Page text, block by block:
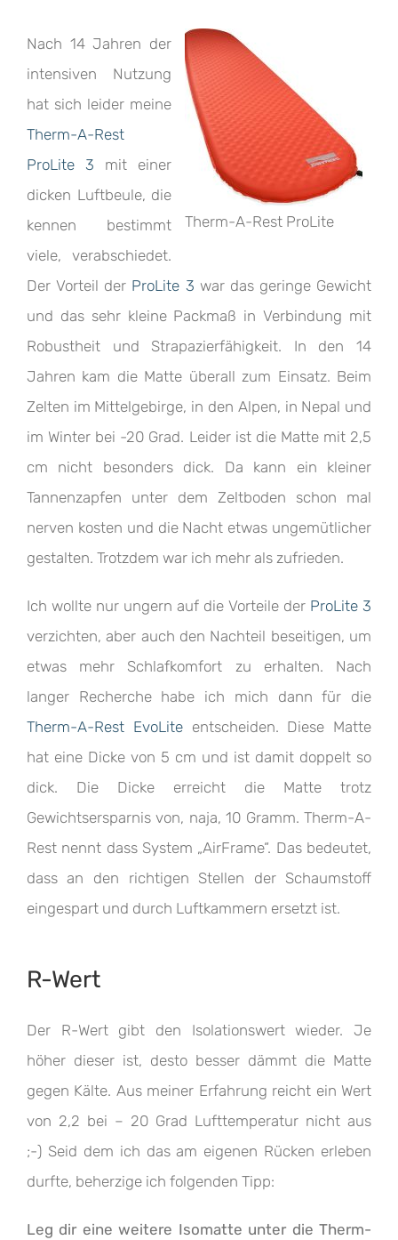
Therm-A-Rest ProLite
Nach 14 Jahren der
intensiven Nutzung
hat sich leider meine
Therm-A-Rest
ProLite 3 mit einer
dicken Luftbeule, die
kennen bestimmt
viele, verabschiedet.
Der Vorteil der ProLite 3 war das geringe Gewicht
und das sehr kleine Packmaß in Verbindung mit
Robustheit und Strapazierfähigkeit. In den 14
Jahren kam die Matte überall zum Einsatz. Beim
Zelten im Mittelgebirge, in den Alpen, in Nepal und
im Winter bei -20 Grad. Leider ist die Matte mit 2,5
cm nicht besonders dick. Da kann ein kleiner
Tannenzapfen unter dem Zeltboden schon mal
nerven kosten und die Nacht etwas ungemütlicher
gestalten. Trotzdem war ich mehr als zufrieden.
Ich wollte nur ungern auf die Vorteile der ProLite 3
verzichten, aber auch den Nachteil beseitigen, um
etwas mehr Schlafkomfort zu erhalten. Nach
langer Recherche habe ich mich dann für die
Therm-A-Rest EvoLiteentscheiden. Diese Matte
hat eine Dicke von 5 cm und ist damit doppelt so
dick. Die Dicke erreicht die Matte trotz
Gewichtsersparnis von, naja, 10 Gramm. Therm-A-
Rest nennt dass System „AirFrame“. Das bedeutet,
dass an den richtigen Stellen der Schaumstoff
eingespart und durch Luftkammern ersetzt ist.
R-Wert
Der R-Wert gibt den Isolationswert wieder. Je
höher dieser ist, desto besser dämmt die Matte
gegen Kälte. Aus meiner Erfahrung reicht ein Wert
von 2,2 bei – 20 Grad Lufttemperatur nicht aus
;-) Seid dem ich das am eigenen Rücken erleben
durfte, beherzige ich folgenden Tipp:
Leg dir eine weitere Isomatte unter die Therm-